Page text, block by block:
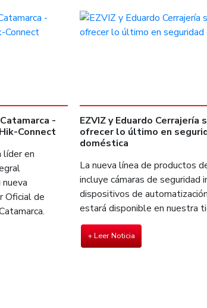
-
Connect
líder en
nueva
Oficial de
EZVIZ y Eduardo Cerrajería
ofrecer lo último en
doméstica
La nueva línea de productos
incluye cámaras de seguridad
dispositivos de
estará disponible en nuestra
+ Leer Noticia